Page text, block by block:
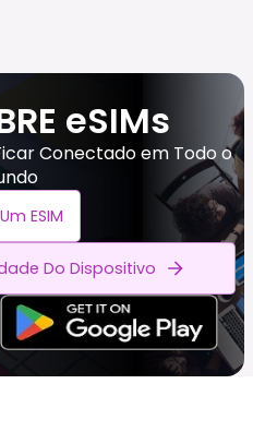
eSIMs
Conectado em Todo o
ESIM
Do Dispositivo